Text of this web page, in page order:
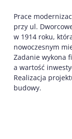
Prace
przy ul.
w 1914 roku,
nowoczesnym
Zadanie wykona
a wartość
Realizacja
budowy.